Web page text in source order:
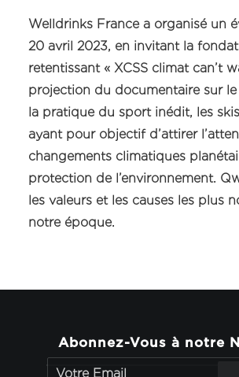
Welldrinks France a organisé un
20 avril 2023, en invitant la
retentissant « XCSS climat can’t
projection du documentaire sur
la pratique du sport inédit, les
ayant pour objectif d’attirer
changements climatiques
protection de l’environnement.
les valeurs et les causes les plus
notre époque.
Abonnez-Vous à notre